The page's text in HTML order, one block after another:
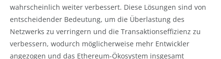
wahrscheinlich weiter verbessert. Diese Lösungen sind von
entscheidender Bedeutung, um die Überlastung des
Netzwerks zu verringern und die Transaktionseffizienz zu
verbessern, wodurch möglicherweise mehr Entwickler
angezogen und das Ethereum-Ökosystem insgesamt